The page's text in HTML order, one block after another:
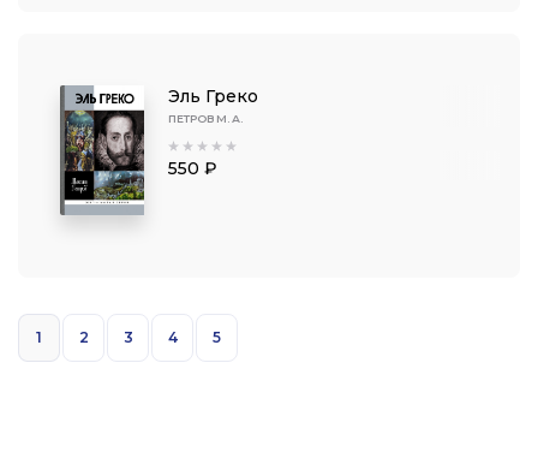
Эль Греко
ПЕТРОВ М. А.
550 ₽
1 2 3 4 5